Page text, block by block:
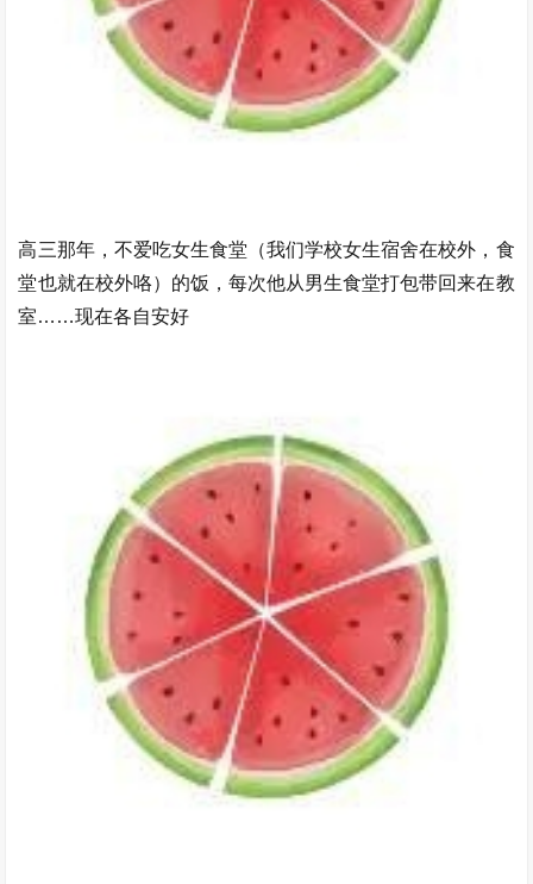
高三那年，不爱吃女生食堂（我们学校女生宿舍在校外，食
堂也就在校外咯）的饭，每次他从男生食堂打包带回来在教
室……现在各自安好